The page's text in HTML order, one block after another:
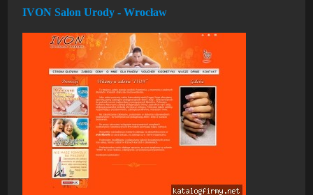
IVON Salon Urody - Wrocław